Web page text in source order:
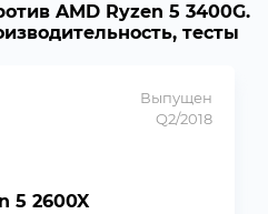
AMD Ryzen 5 3400G.
тесты
Выпущен
Q2/2018
5 2600X